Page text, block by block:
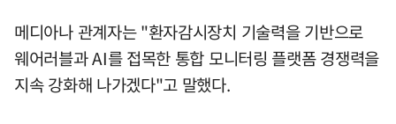
메디아나 관계자는 "환자감시장치 기술력을 기반으로
웨어러블과 AI를 접목한 통합 모니터링 플랫폼 경쟁력을
지속 강화해 나가겠다"고 말했다.